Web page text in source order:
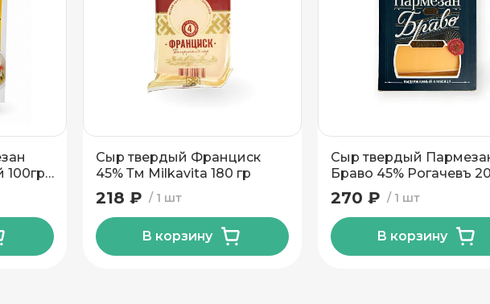
100гр
Сыр твердый Франциск
45% Тм Milkavita 180 гр
1 шт
218 ₽
В корзину
Сыр твердый
Браво 45% Рогачевъ
1 шт
270 ₽
В корзину